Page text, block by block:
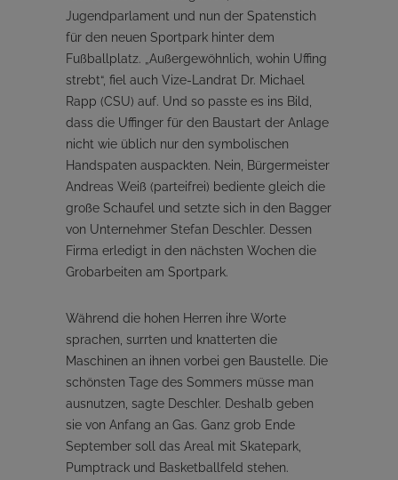
Jugendparlament und nun der Spatenstich
für den neuen Sportpark hinter dem
Fußballplatz. „Außergewöhnlich, wohin Uffing
strebt“, fiel auch Vize-Landrat Dr. Michael
Rapp (CSU) auf. Und so passte es ins Bild,
dass die Uffinger für den Baustart der Anlage
nicht wie üblich nur den symbolischen
Handspaten auspackten. Nein, Bürgermeister
Andreas Weiß (parteifrei) bediente gleich die
große Schaufel und setzte sich in den Bagger
von Unternehmer Stefan Deschler. Dessen
Firma erledigt in den nächsten Wochen die
Grobarbeiten am Sportpark.
Während die hohen Herren ihre Worte
sprachen, surrten und knatterten die
Maschinen an ihnen vorbei gen Baustelle. Die
schönsten Tage des Sommers müsse man
ausnutzen, sagte Deschler. Deshalb geben
sie von Anfang an Gas. Ganz grob Ende
September soll das Areal mit Skatepark,
Pumptrack und Basketballfeld stehen.